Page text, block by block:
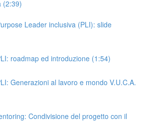
(2:39)
Leader inclusiva (PLI): slide
roadmap ed introduzione (1:54)
Generazioni al lavoro e mondo V.U.C.A.
Condivisione del progetto con il